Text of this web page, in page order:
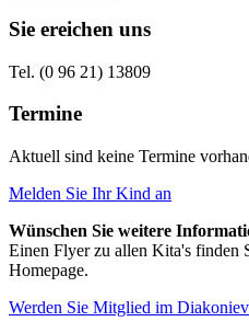
Sie ereichen uns
Tel. (0 96 21) 13809
Termine
Aktuell sind keine Termine
Melden Sie Ihr Kind an
Wünschen Sie weitere
Einen Flyer zu allen Kita's finden
Homepage.
Werden Sie Mitglied im